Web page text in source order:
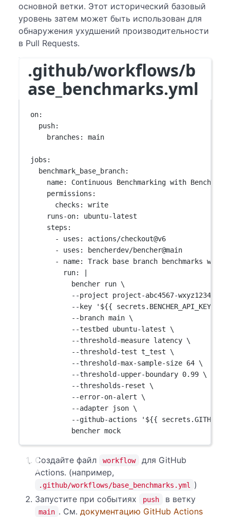
основной ветки. Этот исторический базовый
уровень затем может быть использован для
обнаружения ухудшений производительности
в Pull Requests.
.github/workflows/b
ase_benchmarks.yml
on:
push:
branches : main
jobs :
benchmark_base_branch:
name: Continuous Benchmarking with Bencher
permissions :
checks : write
runs-on: ubuntu-latest
steps :
- uses : actions/checkout@v6
- uses :
bencherdev/bencher@main
- name: Track base branch benchmarks with
run:
bencher run \
--project project-abc4567-
--key '${{ secrets.BENCHER_API_KEY
--branch main \
--testbed ubuntu-latest \
--threshold-measure latency \
--threshold-test t_test \
--threshold-max-sample-size 64 \
--threshold-upper-boundary 0.99 \
--thresholds-reset \
--error-on-alert \
--adapter json \
--github-actions '${{
bencher mock
Создайте файл workflow
для GitHub
Actions. (например,
.github/workflows/base_benchmarks.yml
)
Запустите при событиях
push в ветку
main . См. документацию GitHub Actions